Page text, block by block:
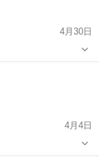
4月30日
4月4日